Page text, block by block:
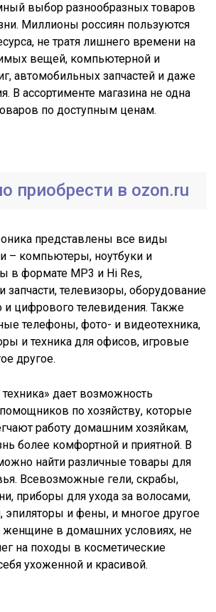
выбор разнообразных товаров
Миллионы россиян пользуются
не тратя лишнего времени на
вещей, компьютерной и
автомобильных запчастей и даже
В ассортименте магазина не одна
по доступным ценам.
приобрести в ozon.ru
представлены все виды
– компьютеры, ноутбуки и
в формате MP3 и Hi Res,
телевизоры, оборудование
и цифрового телевидения. Также
телефоны, фото- и видеотехника,
и техника для офисов, игровые
другое.
дает возможность
по хозяйству, которые
работу домашним хозяйкам,
более комфортной и приятной. В
найти различные товары для
Всевозможные гели, скрабы,
приборы для ухода за волосами,
эпиляторы и фены, и многое другое
женщине в домашних условиях, не
на походы в косметические
ухоженной и красивой.